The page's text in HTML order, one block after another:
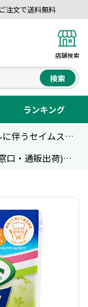
注文で送料無料
店舗検索
検索
ランキング
【重要】サイトリニューアルに伴うセイムス通販のご利用について
夏季休業期間(お問い合わせ窓口・通販出荷)のお知らせ